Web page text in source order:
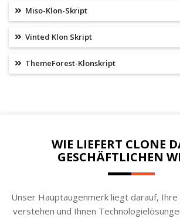
Miso-Klon-Skript
Vinted Klon Skript
ThemeForest-Klonskript
WIE LIEFERT CLONE
GESCHÄFTLICHEN
Unser Hauptaugenmerk liegt darauf,
verstehen und Ihnen